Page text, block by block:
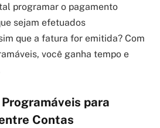
programar o pagamento
sejam efetuados
que a fatura for emitida? Com
você ganha tempo e
para
Contas